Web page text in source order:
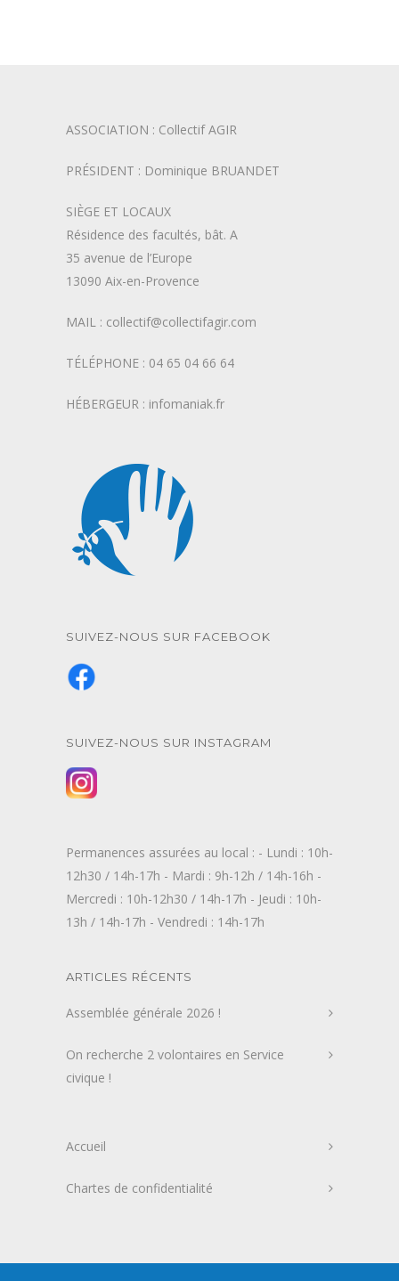
ASSOCIATION : Collectif AGIR
PRÉSIDENT : Dominique BRUANDET
SIÈGE ET LOCAUX
Résidence des facultés, bât. A
35 avenue de l’Europe
13090 Aix-en-Provence
MAIL : collectif@collectifagir.com
TÉLÉPHONE : 04 65 04 66 64
HÉBERGEUR : infomaniak.fr
SUIVEZ-NOUS SUR FACEBOOK
SUIVEZ-NOUS SUR INSTAGRAM
Permanences assurées au local : - Lundi : 10h-
12h30 / 14h-17h - Mardi : 9h-12h / 14h-16h -
Mercredi : 10h-12h30 / 14h-17h - Jeudi : 10h-
13h / 14h-17h - Vendredi : 14h-17h
ARTICLES RÉCENTS
Assemblée générale 2026 !
On recherche 2 volontaires en Service
civique !
Accueil
Chartes de confidentialité